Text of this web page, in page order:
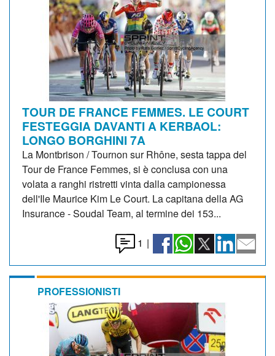
TOUR DE FRANCE FEMMES. LE COURT
FESTEGGIA DAVANTI A KERBAOL:
LONGO BORGHINI 7A
La Montbrison / Tournon sur Rhône, sesta tappa del
Tour de France Femmes, si è conclusa con una
volata a ranghi ristretti vinta dalla campionessa
dell'Ile Maurice Kim Le Court. La capitana della AG
Insurance - Soudal Team, al termine dei 153...
1 |
PROFESSIONISTI